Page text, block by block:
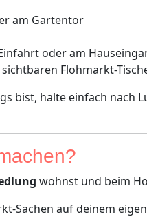
am Gartentor
oder am
Flohmarkt-
bist, halte einfach nach
wohnst und beim
Sachen auf deinem